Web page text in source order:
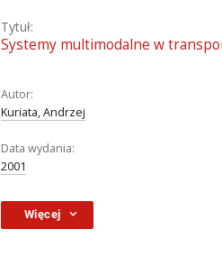
Tytuł:
Systemy multimodalne w
Autor:
Kuriata, Andrzej
Data wydania:
2001
Więcej